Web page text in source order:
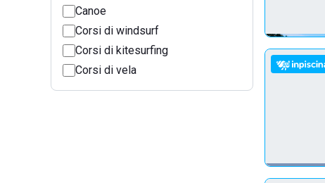
Canoe
Corsi di windsurf
Corsi di kitesurfing
Corsi di vela